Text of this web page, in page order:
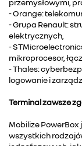
- Orange:
- Grupa Renault:
elektrycznych,
-
mikroprocesor,
- Thales:
logowanie i
Terminal zawsze
Mobilize
wszystkich